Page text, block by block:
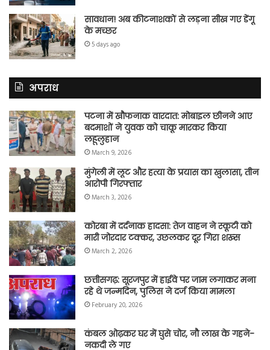
सावधान! अब कीटनाशकों से लड़ना सीख गए डेंगू
के मच्छर
5 days ago
अपराध
पटना में खौफनाक वारदात: मोबाइल छीनने आए
बदमाशों ने युवक को चाकू मारकर किया
लहूलुहान
March 9, 2026
मुंगेली में लूट और हत्या के प्रयास का खुलासा, तीन
आरोपी गिरफ्तार
March 3, 2026
कोरबा में दर्दनाक हादसा: तेज वाहन ने स्कूटी को
मारी जोरदार टक्कर, उछलकर दूर गिरा शख्स
March 2, 2026
छत्तीसगढ़: सूरजपुर में हाईवे पर जाम लगाकर मना
रहे थे जन्मदिन, पुलिस ने दर्ज किया मामला
February 20, 2026
कंबल ओढ़कर घर में घुसे चोर, नौ लाख के गहने-
नकदी ले गए